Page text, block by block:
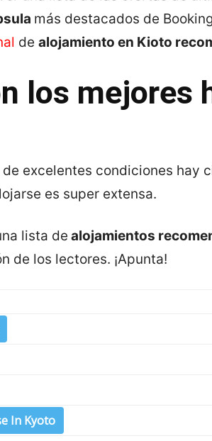
más destacados de
de alojamiento en Kioto
los mejores
excelentes condiciones hay
es super extensa.
lista de alojamientos
de los lectores. ¡Apunta!
In Kyoto